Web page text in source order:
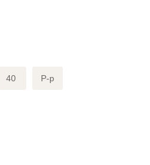
40 Р-р